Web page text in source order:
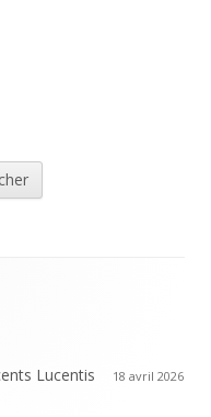
Lucentis 18 avril 2026